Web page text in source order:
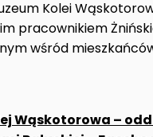
Kolei
pracownikiem
wśród
Wąskotorowa –